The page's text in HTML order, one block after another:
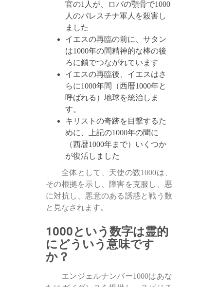
官の1人が、ロバの顎骨で1000
人のパレスチナ軍人を殺害し
ました
イエスの再臨の前に、サタン
は1000年の間精神的な棒の後
ろに鎖でつながれています
イエスの再臨後、イエスはさ
らに1000年間（西暦1000年と
呼ばれる）地球を統治しま
す。
キリストの奇跡を目撃するた
めに、上記の1000年の間に
（西暦1000年まで）いくつか
が復活しました
全体として、天使の数1000は、
その根拠を示し、障害を克服し、悪
に対抗し、悪意のある誘惑と戦う数
と見なされます。
1000という数字は霊的
にどういう意味です
か？
エンジェルナンバー1000はあな